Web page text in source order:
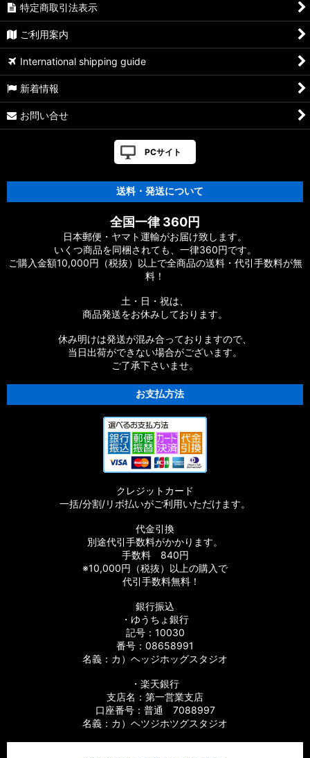
特定商取引法表示
ご利用案内
International shipping guide
新着情報
お問い合せ
PCサイト
送料・発送について
全国一律 360円
日本郵便・ヤマト運輸がお届け致します。
いくつ商品を同梱されても、一律360円です。
ご購入金額10,000円（税抜）以上で全商品の送料・代引手数料が無
料！
土・日・祝は、
商品発送をお休みしております。
休み明けは発送が混み合っておりますので、
当日出荷ができない場合がございます。
ご了承下さいませ。
お支払方法
クレジットカード
一括/分割/リボ払いがご利用いただけます。
代金引換
別途代引手数料がかかります。
手数料 840円
※10,000円（税抜）以上の購入で
代引手数料無料！
銀行振込
・ゆうちょ銀行
記号：10030
番号：08658991
名義：カ）ヘッジホッグスタジオ
・楽天銀行
支店名：第一営業支店
口座番号：普通 7088997
名義：カ）ヘツジホツグスタジオ